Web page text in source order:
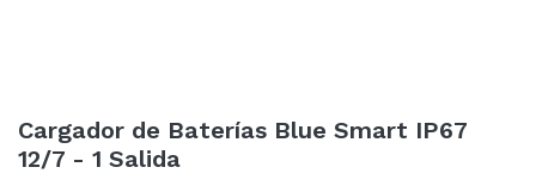
Cargador de Baterías Blue Smart IP67
12/7 - 1 Salida